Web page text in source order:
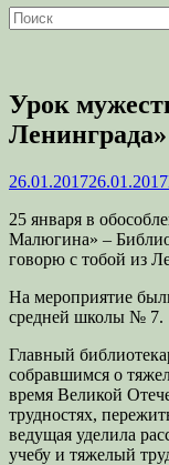
Поиск
Найти:
Урок
Опубликовано
26.01.201726.01.2017
25 января в
Малюгина» –
говорю с тобой из
На мероприятие
средней школы № 7.
Главный
собравшимся о
время Великой
трудностях,
ведущая уделила
учебу и тяжелый